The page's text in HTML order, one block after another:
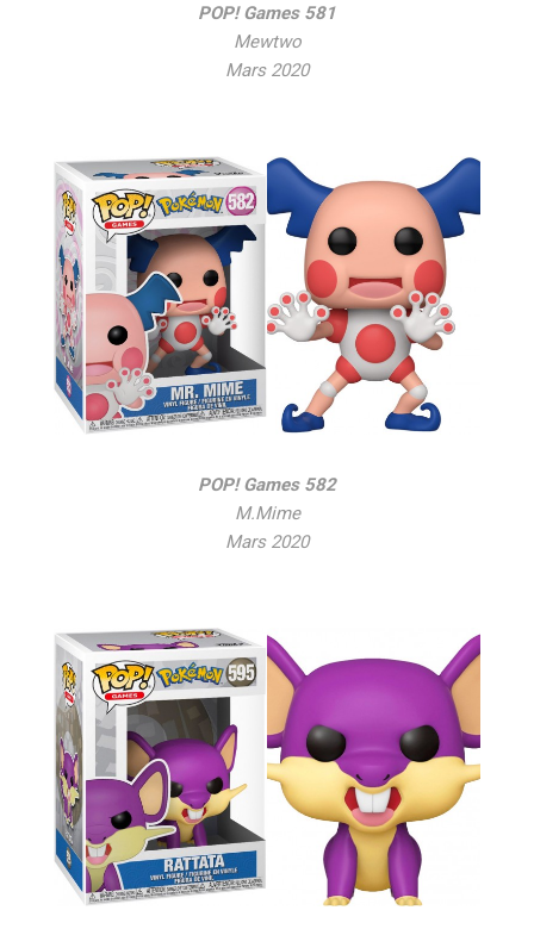
POP! Games 581
Mewtwo
Mars 2020
POP! Games 582
M.Mime
Mars 2020